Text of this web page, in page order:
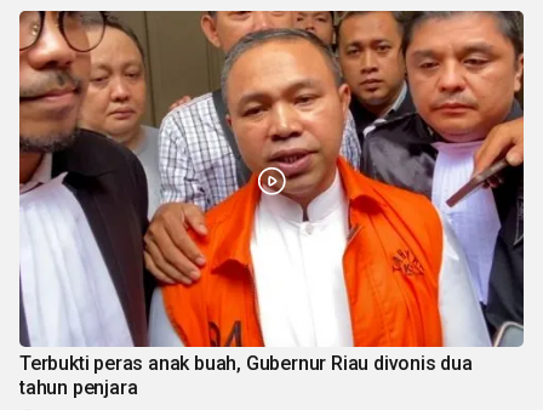
Terbukti peras anak buah, Gubernur Riau divonis dua
tahun penjara